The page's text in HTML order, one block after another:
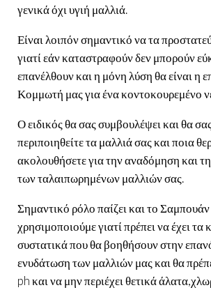
γενικά όχι υγιή μαλλιά.
Είναι λοιπόν σημαντικό να τα
γιατί εάν καταστραφούν δεν μπορούν
επανέλθουν και η μόνη λύση θα είναι η
Κομμωτή μας για ένα κοντοκουρεμένο
Ο ειδικός θα σας συμβουλέψει και θα
περιποιηθείτε τα μαλλιά σας και ποια
ακολουθήσετε για την αναδόμηση και
των ταλαιπωρημένων μαλλιών σας.
Σημαντικό ρόλο παίζει και το
χρησιμοποιούμε γιατί πρέπει να έχει τα
συστατικά που θα βοηθήσουν στην
ενυδάτωση των μαλλιών μας και θα
ph και να μην περιέχει θετικά